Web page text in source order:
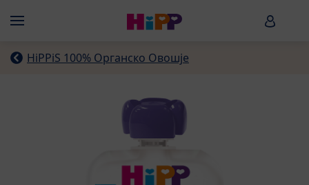
Menü HiPP
HiPPiS 100% Органско Овошје